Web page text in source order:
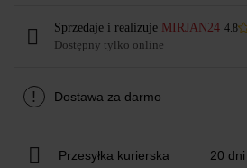
Sprzedaje i realizuje MIRJAN24 4.8
Dostępny tylko online
! Dostawa za darmo
Przesyłka kurierska 20 dni